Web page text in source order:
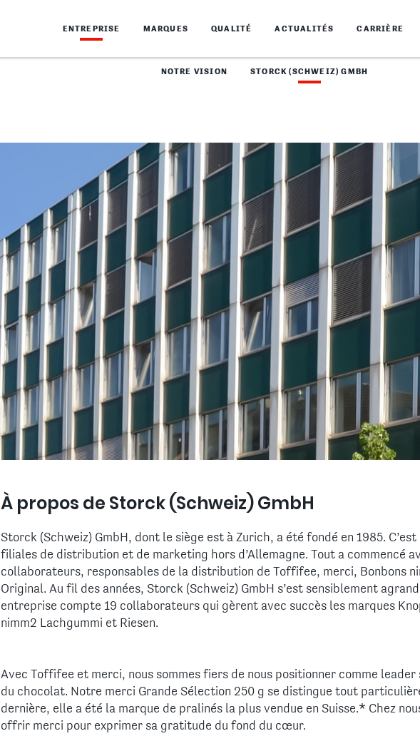
ENTREPRISE
NOTRE VISION STORCK (SCHWEIZ) GMBH
MARQUES QUALITÉ ACTUALITÉS CARRIÈRE
À propos de Storck (Schweiz) GmbH
Storck (Schweiz) GmbH, dont le siège est à Zurich, a été fondé en 1985. C’est
filiales de distribution et de marketing hors d’Allemagne. Tout a commencé
collaborateurs, responsables de la distribution de Toffifee, merci, Bonbons
Original. Au fil des années, Storck (Schweiz) GmbH s’est sensiblement
entreprise compte 19 collaborateurs qui gèrent avec succès les marques
nimm2 Lachgummi et Riesen.
Avec Toffifee et merci, nous sommes fiers de nous positionner comme leader
du chocolat. Notre merci Grande Sélection 250 g se distingue tout
dernière, elle a été la marque de pralinés la plus vendue en Suisse.* Chez
offrir merci pour exprimer sa gratitude du fond du cœur.